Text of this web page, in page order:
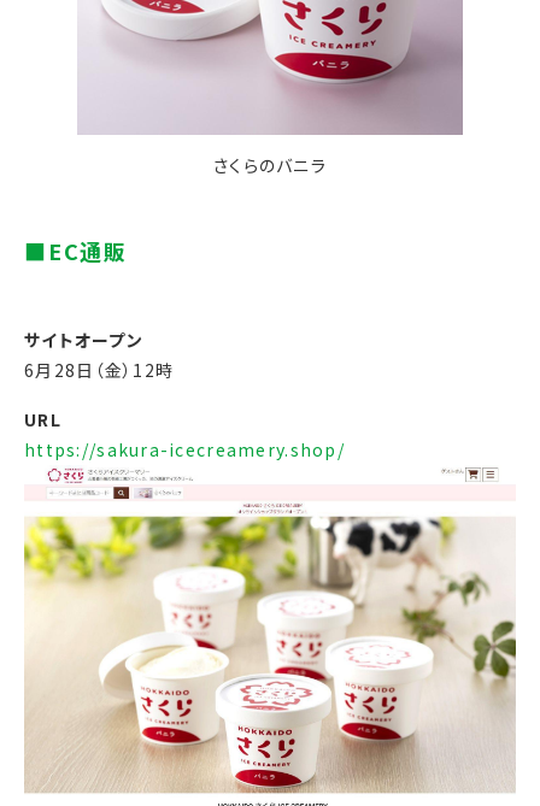
さくらのバニラ
サイトオープン
6月28日（金）12時
URL
https://sakura-icecreamery.shop/